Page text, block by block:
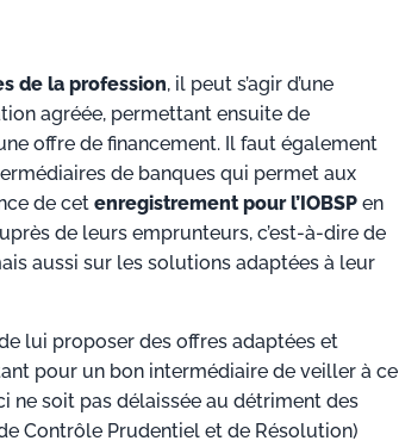
de la profession, il peut s’agir d’une
agréée, permettant ensuite de
offre de financement. Il faut également
de banques qui permet aux
de cet enregistrement pour l’IOBSP en
de leurs emprunteurs, c’est-à-dire de
aussi sur les solutions adaptées à leur
lui proposer des offres adaptées et
pour un bon intermédiaire de veiller à ce
ne soit pas délaissée au détriment des
de Contrôle Prudentiel et de Résolution)